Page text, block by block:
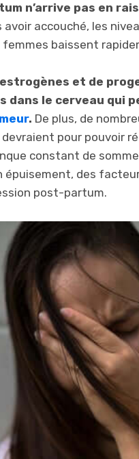
n’arrive pas en
avoir accouché, les
baissent
et de
dans le cerveau qui
. De plus, de
pour pouvoir
constant de
épuisement, des
post-partum.